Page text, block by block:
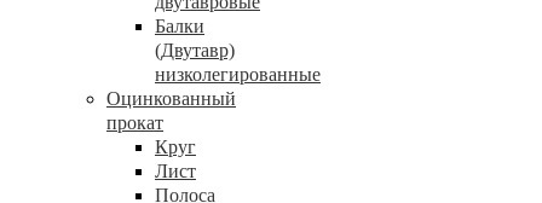
Балки
(Двутавр)
низколегированные
Оцинкованный
прокат
Круг
Лист
Полоса